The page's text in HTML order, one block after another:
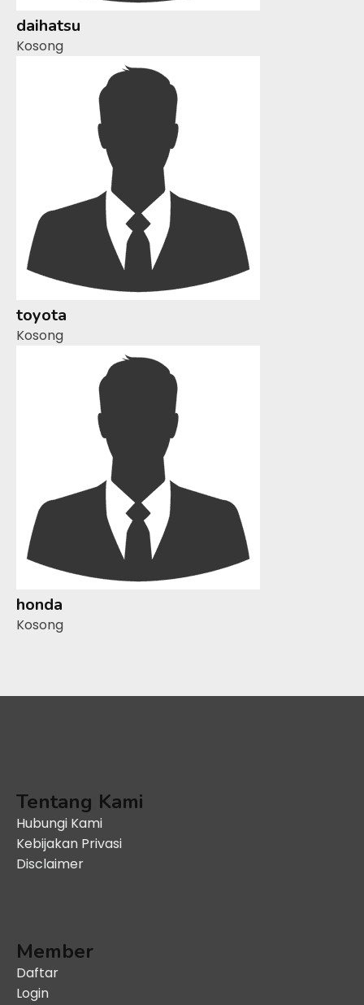
daihatsu
Kosong
toyota
Kosong
honda
Kosong
Tentang Kami
Hubungi Kami
Kebijakan Privasi
Disclaimer
Member
Daftar
Login